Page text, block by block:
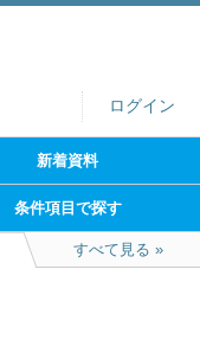
ログイン
新着資料
条件項目で探す
すべて見る